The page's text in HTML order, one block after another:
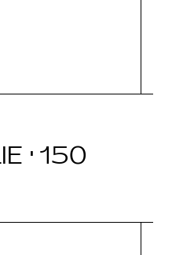
· 150